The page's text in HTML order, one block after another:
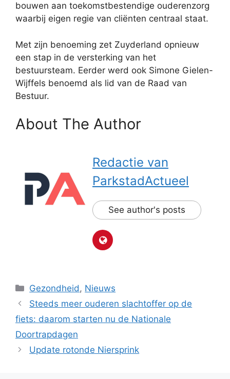
bouwen aan toekomstbestendige ouderenzorg
waarbij eigen regie van cliënten centraal staat.
Met zijn benoeming zet Zuyderland opnieuw
een stap in de versterking van het
bestuursteam. Eerder werd ook Simone Gielen-
Wijffels benoemd als lid van de Raad van
Bestuur.
About The Author
Redactie van
ParkstadActueel
See author's posts
Categorieën
Gezondheid, Nieuws
Steeds meer ouderen slachtoffer op de
fiets: daarom starten nu de Nationale
Doortrapdagen
Update rotonde Niersprink